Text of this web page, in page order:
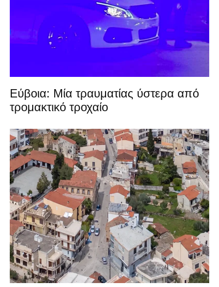
Εύβοια: Μία τραυματίας ύστερα από
τρομακτικό τροχαίο